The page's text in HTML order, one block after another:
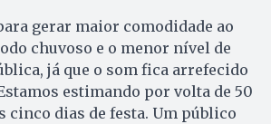
gerar maior comodidade ao
chuvoso e o menor nível de
já que o som fica arrefecido
estimando por volta de 50
cinco dias de festa. Um público